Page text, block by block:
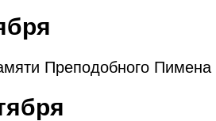
Преподобного Пимена